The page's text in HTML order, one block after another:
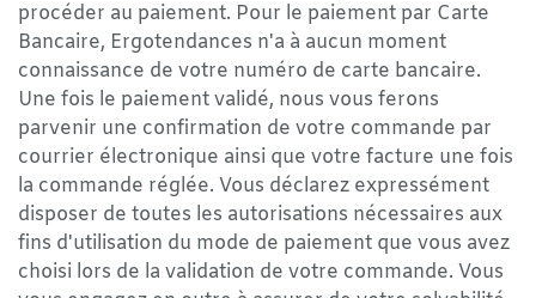
procéder au paiement. Pour le paiement par Carte
Bancaire, Ergotendances n'a à aucun moment
connaissance de votre numéro de carte bancaire.
Une fois le paiement validé, nous vous ferons
parvenir une confirmation de votre commande par
courrier électronique ainsi que votre facture une fois
la commande réglée. Vous déclarez expressément
disposer de toutes les autorisations nécessaires aux
fins d'utilisation du mode de paiement que vous avez
choisi lors de la validation de votre commande. Vous